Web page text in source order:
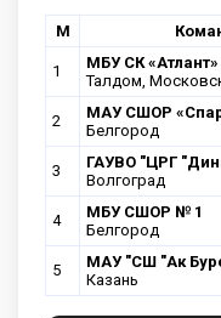
М
1
МБУ СК «Атлант»
Талдом,
2
МАУ СШОР
Белгород
3
ГАУВО "ЦРГ
Волгоград
4
МБУ СШОР № 1
Белгород
5
МАУ "СШ "Ак
Казань